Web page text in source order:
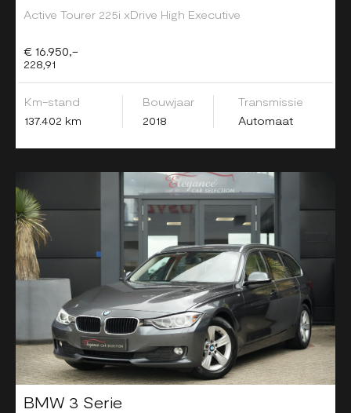
Active Tourer 225i xDrive High Executive
€ 16.950,-
228,91
Km-stand
137.402 km
Bouwjaar
2018
Transmissie
Automaat
BMW 3 Serie